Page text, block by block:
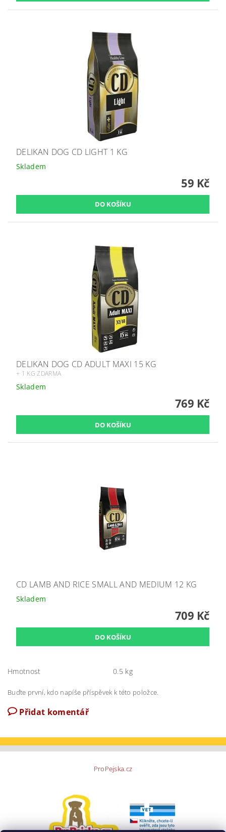
DELIKAN DOG CD LIGHT 1 KG
Skladem
59 Kč
DELIKAN DOG CD ADULT MAXI 15 KG
+ 1 KG ZDARMA
Skladem
769 Kč
CD LAMB AND RICE SMALL AND MEDIUM 12 KG
Skladem
709 Kč
Hmotnost 0.5 kg
Buďte první, kdo napíše příspěvek k této položce.
Přidat komentář
ProPejska.cz